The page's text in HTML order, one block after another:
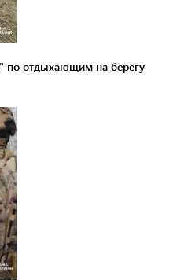
по отдыхающим на берегу